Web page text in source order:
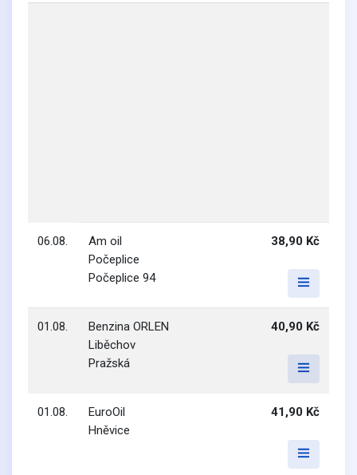
06.08.
Am oil
Počeplice
Počeplice 94
38,90 Kč
01.08.
Benzina ORLEN
Liběchov
Pražská
40,90 Kč
01.08.
EuroOil
Hněvice
41,90 Kč